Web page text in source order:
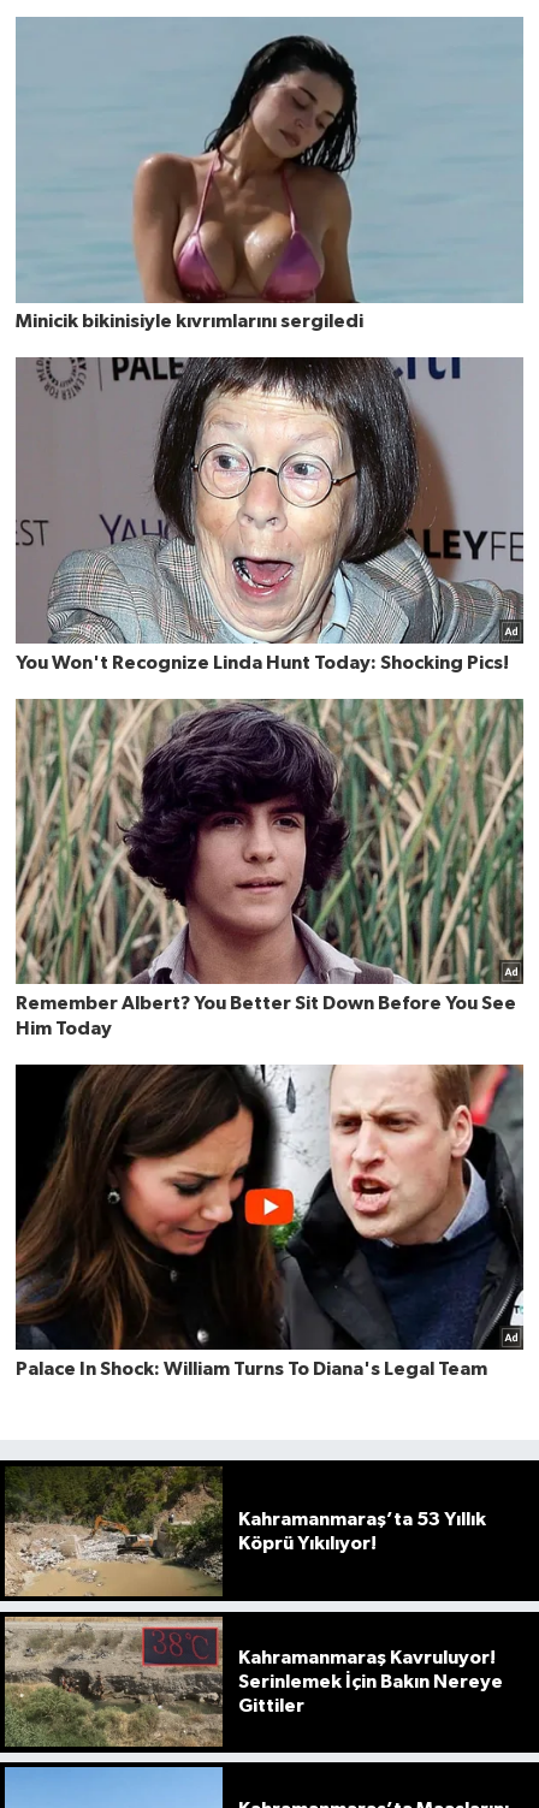
Kahramanmaraş’ta 53 Yıllık
Köprü Yıkılıyor!
Kahramanmaraş Kavruluyor!
Serinlemek İçin Bakın Nereye
Gittiler